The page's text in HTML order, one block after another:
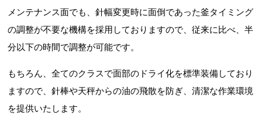
メンテナンス面でも、針幅変更時に面倒であった釜タイミング
の調整が不要な機構を採用しておりますので、従来に比べ、半
分以下の時間で調整が可能です。
もちろん、全てのクラスで面部のドライ化を標準装備しており
ますので、針棒や天秤からの油の飛散を防ぎ、清潔な作業環境
を提供いたします。